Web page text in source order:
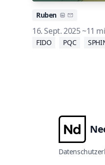
Ruben
16. Sept. 2025~11
FIDO PQC